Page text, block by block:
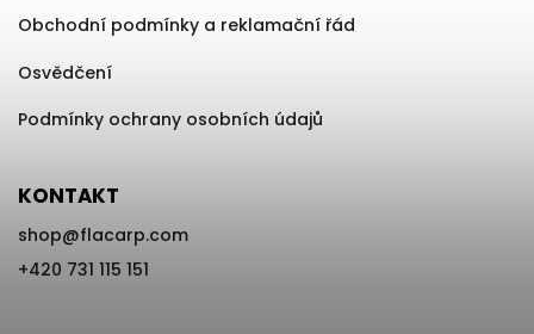
Obchodní podmínky a reklamační řád
Osvědčení
Podmínky ochrany osobních údajů
KONTAKT
shop@flacarp.com
+420 731 115 151